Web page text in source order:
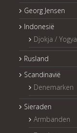
Georg Jensen
Indonesië
Djokja /
Rusland
Scandinavië
Denemarken
Sieraden
Armbanden